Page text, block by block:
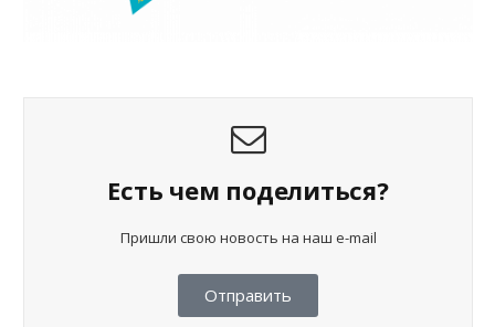
Есть чем поделиться?
Пришли свою новость на наш e-mail
Отправить